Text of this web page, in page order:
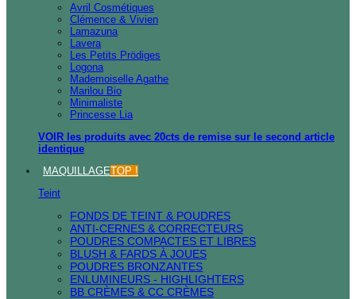
Avril Cosmétiques
Clémence & Vivien
Lamazuna
Lavera
Les Petits Prödiges
Logona
Mademoiselle Agathe
Marilou Bio
Minimaliste
Princesse Lia
VOIR les produits avec 20cts de remise sur le second article
identique
MAQUILLAGETOP !
Teint
FONDS DE TEINT & POUDRES
ANTI-CERNES & CORRECTEURS
POUDRES COMPACTES ET LIBRES
BLUSH & FARDS À JOUES
POUDRES BRONZANTES
ENLUMINEURS - HIGHLIGHTERS
BB CRÈMES & CC CRÈMES